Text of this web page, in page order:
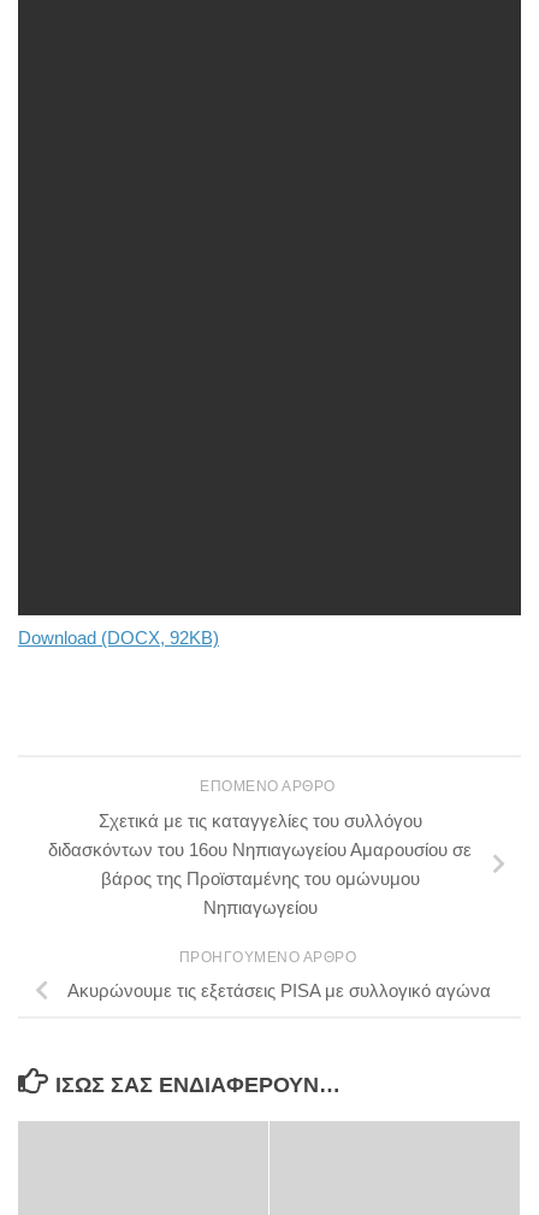
Download (DOCX, 92KB)
ΕΠΌΜΕΝΟ ΆΡΘΡΟ
Σχετικά με τις καταγγελίες του συλλόγου
διδασκόντων του 16ου Νηπιαγωγείου Αμαρουσίου σε
βάρος της Προϊσταμένης του ομώνυμου
Νηπιαγωγείου
ΠΡΟΗΓΟΎΜΕΝΟ ΆΡΘΡΟ
Ακυρώνουμε τις εξετάσεις PISA με συλλογικό αγώνα
ΊΣΩΣ ΣΑΣ ΕΝΔΙΑΦΈΡΟΥΝ…